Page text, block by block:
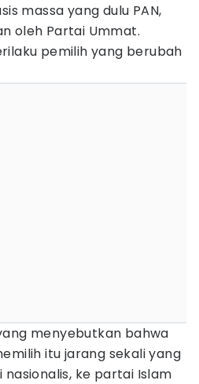
massa yang dulu PAN,
oleh Partai Ummat.
pemilih yang berubah
menyebutkan bahwa
itu jarang sekali yang
ke partai Islam